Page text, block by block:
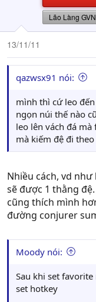
Lão Làng GVN
13/11/11
qazwsx91 nói:
mình thì cứ leo
ngọn núi thế nào
leo lên vách đá
mà kiếm đệ đi
Nhiều cách, vd
sẽ được 1 thằng
cũng thích mình
đường conjurer
Moody nói:
Sau khi set
set hotkey